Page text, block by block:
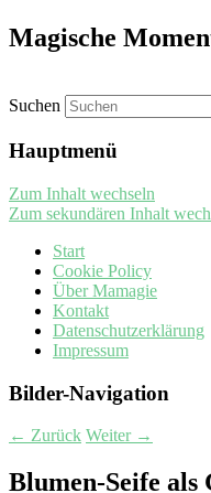
Magische
Suchen
Hauptmenü
Zum Inhalt wechseln
Zum sekundären Inhalt
Start
Cookie Policy
Über Mamagie
Kontakt
Datenschutzerklärung
Impressum
Bilder-Navigation
← Zurück Weiter →
Blumen-Seife als